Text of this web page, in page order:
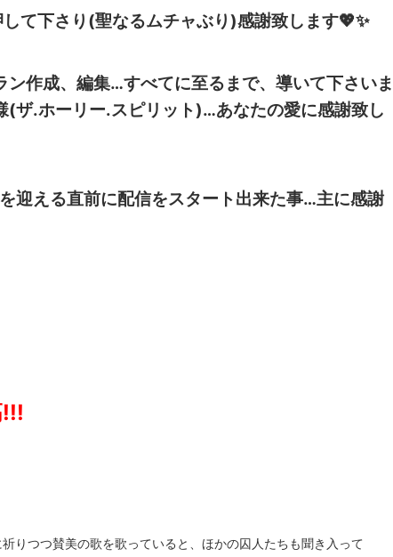
て下さり(聖なるムチャぶり)感謝致します💖✨
ン作成、編集…すべてに至るまで、導いて下さいま
(ザ.ホーリー.スピリット)…あなたの愛に感謝致し
迎える直前に配信をスタート出来た事…主に感謝
りつつ賛美の歌を歌っていると、ほかの囚人たちも聞き入って